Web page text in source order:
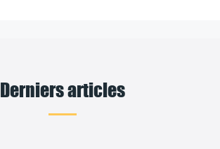
Derniers articles